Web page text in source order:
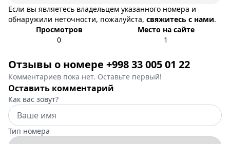
Если вы являетесь владельцем указанного номера и
обнаружили неточности, пожалуйста, свяжитесь с нами.
Просмотров
0
Место на сайте
1
Отзывы о номере +998 33 005 01 22
Комментариев пока нет. Оставьте первый!
Оставить комментарий
Как вас зовут?
Тип номера